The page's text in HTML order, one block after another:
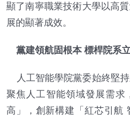
顯了南寧職業技術大學以高
展的顯著成效。
黨建領航固根本 標桿院系
人工智能學院黨委始終堅持
聚焦人工智能領域發展需求
高」，創新構建「紅芯引航